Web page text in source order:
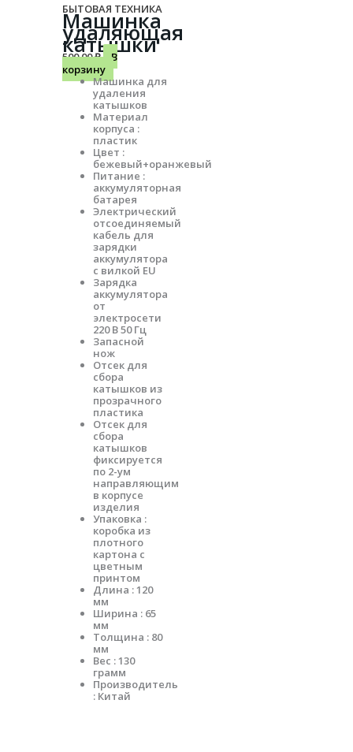
БЫТОВАЯ ТЕХНИКА
Машинка
удаляющая
катышки
500.00₽
В
корзину
Машинка для
удаления
катышков
Материал
корпуса :
пластик
Цвет :
бежевый+оранжевый
Питание :
аккумуляторная
батарея
Электрический
отсоединяемый
кабель для
зарядки
аккумулятора
с вилкой EU
Зарядка
аккумулятора
от
электросети
220 В 50 Гц
Запасной
нож
Отсек для
сбора
катышков из
прозрачного
пластика
Отсек для
сбора
катышков
фиксируется
по 2-ум
направляющим
в корпусе
изделия
Упаковка :
коробка из
плотного
картона с
цветным
принтом
Длина : 120
мм
Ширина : 65
мм
Толщина : 80
мм
Вес : 130
грамм
Производитель
: Китай